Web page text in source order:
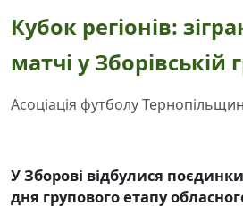
Кубок регіонів:
матчі у Зборівській
Асоціація футболу
У Зборові відбулися
дня групового етапу